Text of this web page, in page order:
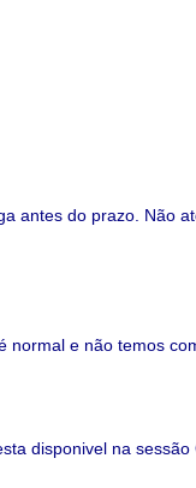
antes do prazo. Não
normal e não temos
disponivel na sessão